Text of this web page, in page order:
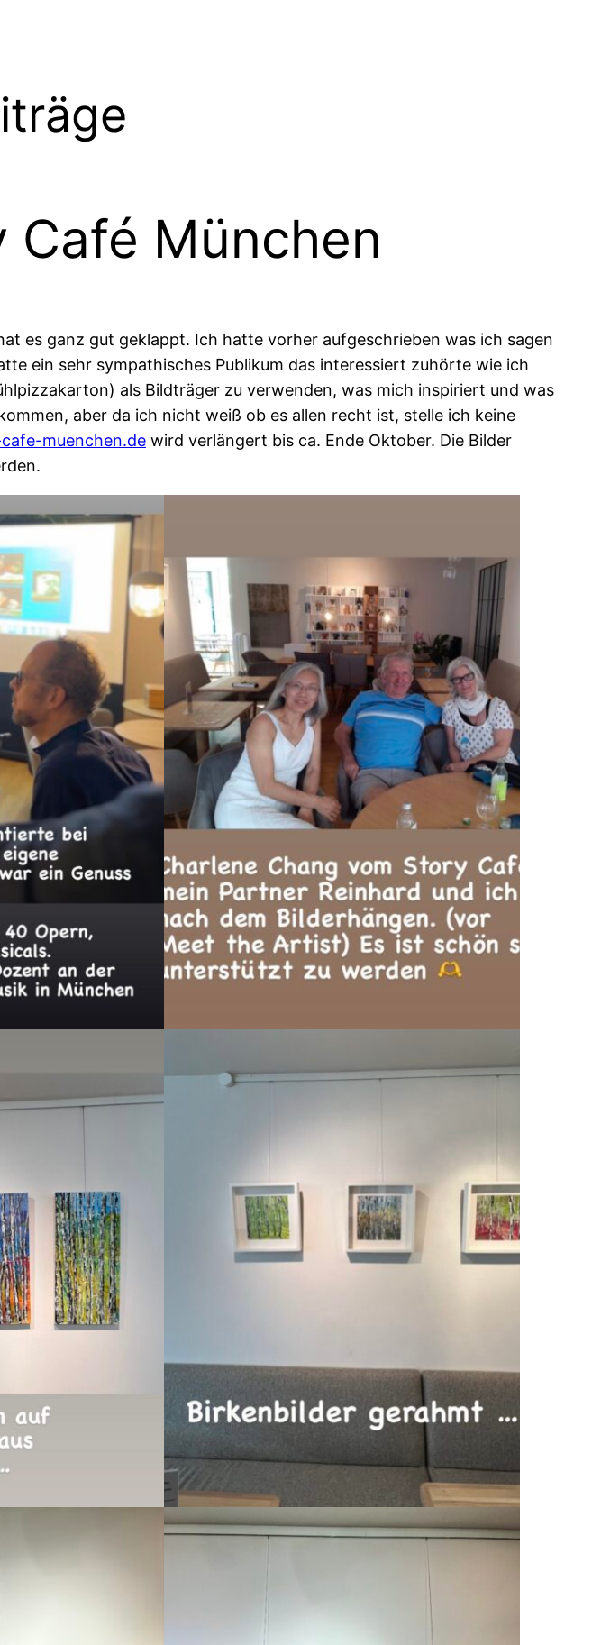
München
es ganz gut geklappt. Ich hatte vorher aufgeschrieben was ich sagen
ein sehr sympathisches Publikum das interessiert zuhörte wie ich
als Bildträger zu verwenden, was mich inspiriert und was
aber da ich nicht weiß ob es allen recht ist, stelle ich keine
muenchen.de wird verlängert bis ca. Ende Oktober. Die Bilder